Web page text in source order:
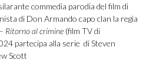
commedia parodia del film di
di Don Armando capo clan la regia
Ritorno al crimine (film TV di
partecipa alla serie di Steven
Scott